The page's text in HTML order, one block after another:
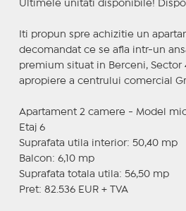
Ultimele unitati disponibile!
Iti propun spre achizitie un
decomandat ce se afla intr-un
premium situat in Berceni, Sector
apropiere a centrului comercial
Apartament 2 camere - Model
Etaj 6
Suprafata utila interior: 50,40 mp
Balcon: 6,10 mp
Suprafata totala utila: 56,50 mp
Pret: 82.536 EUR + TVA